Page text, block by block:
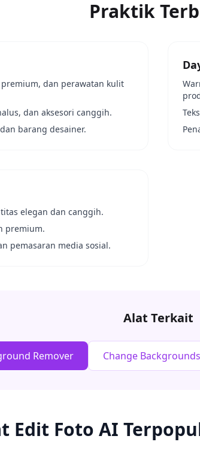
Praktik
dan perawatan kulit
dan aksesori canggih.
barang desainer.
elegan dan canggih.
premium.
pemasaran media sosial.
Alat Terkait
Remover Change Backgrounds
Edit Foto AI